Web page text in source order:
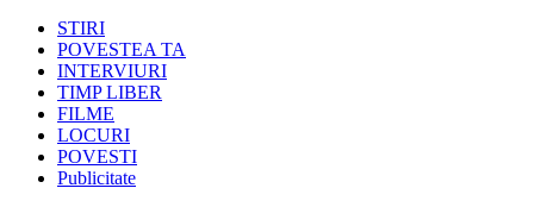
STIRI
POVESTEA TA
INTERVIURI
TIMP LIBER
FILME
LOCURI
POVESTI
Publicitate